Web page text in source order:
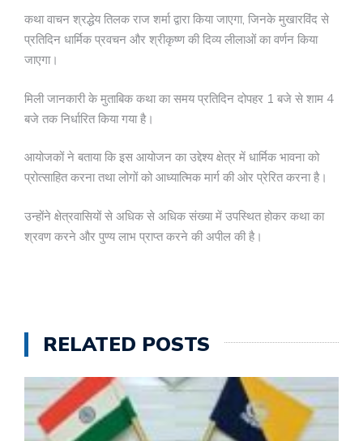
कथा वाचन श्रद्धेय तिलक राज शर्मा द्वारा किया जाएगा, जिनके मुखारविंद से
प्रतिदिन धार्मिक प्रवचन और श्रीकृष्ण की दिव्य लीलाओं का वर्णन किया
जाएगा।
मिली जानकारी के मुताबिक कथा का समय प्रतिदिन दोपहर 1 बजे से शाम 4
बजे तक निर्धारित किया गया है।
आयोजकों ने बताया कि इस आयोजन का उद्देश्य क्षेत्र में धार्मिक भावना को
प्रोत्साहित करना तथा लोगों को आध्यात्मिक मार्ग की ओर प्रेरित करना है।
उन्होंने क्षेत्रवासियों से अधिक से अधिक संख्या में उपस्थित होकर कथा का
श्रवण करने और पुण्य लाभ प्राप्त करने की अपील की है।
RELATED POSTS